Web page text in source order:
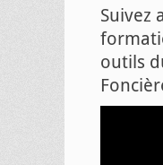
Suivez
outils